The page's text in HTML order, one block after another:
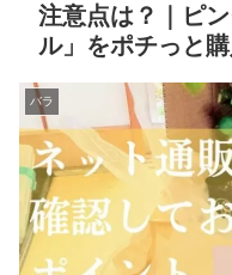
注意点は？｜ピ
ル」をポチっと購
バラ